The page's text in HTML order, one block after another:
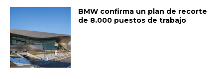
BMW confirma un plan de recorte
de 8.000 puestos de trabajo